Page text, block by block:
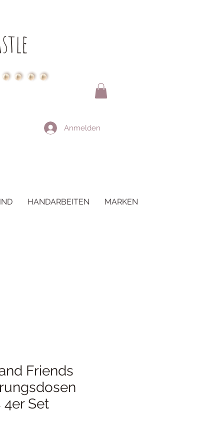
Anmelden
HANDARBEITEN MARKEN
Friends
4er Set